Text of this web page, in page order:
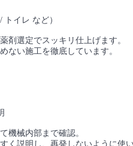
イレ など）
剤選定でスッキリ仕上げます。
ない施工を徹底しています。
機械内部まで確認。
く説明し、再発しないように使